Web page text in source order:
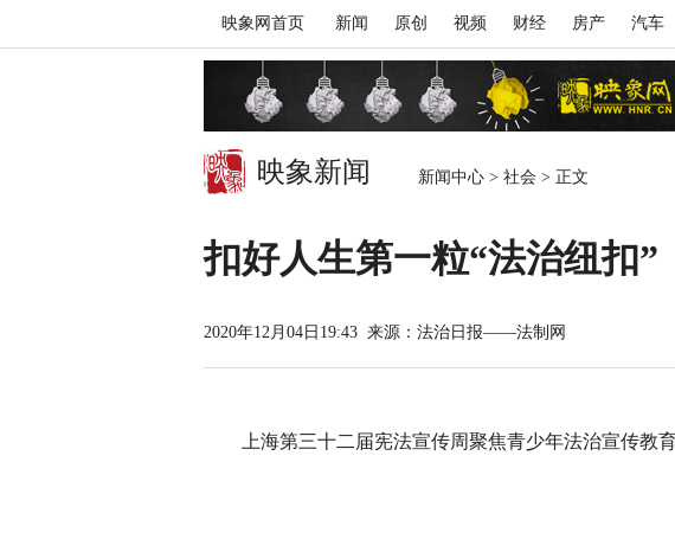
映象网首页 新闻 原创 视频 财经 房产 汽车
映象新闻 新闻中心 > 社会 > 正文
扣好人生第一粒“法治纽扣”
2020年12月04日19:43 来源：法治日报——法制网
上海第三十二届宪法宣传周聚焦青少年法治宣传教